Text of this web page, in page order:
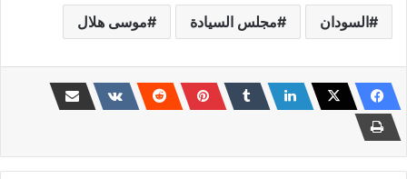
السودان مجلس السيادة موسى هلال